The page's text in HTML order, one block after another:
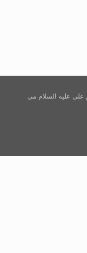
علی علیه السلام می